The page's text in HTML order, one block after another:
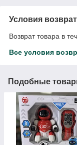
Условия
Возврат товара в
Все условия
Подобные